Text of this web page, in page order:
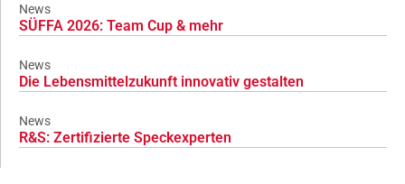
News
SÜFFA 2026: Team Cup & mehr
News
Die Lebensmittelzukunft innovativ gestalten
News
R&S: Zertifizierte Speckexperten